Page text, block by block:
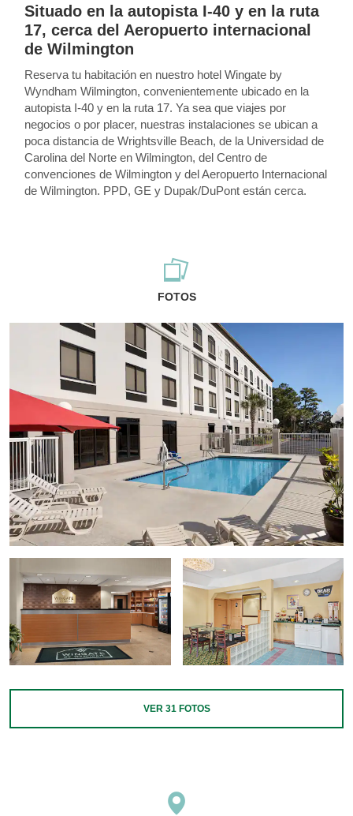
Situado en la autopista I-40 y en la ruta
17, cerca del Aeropuerto internacional
de Wilmington
Reserva tu habitación en nuestro hotel Wingate by
Wyndham Wilmington, convenientemente ubicado en la
autopista I-40 y en la ruta 17. Ya sea que viajes por
negocios o por placer, nuestras instalaciones se ubican a
poca distancia de Wrightsville Beach, de la Universidad de
Carolina del Norte en Wilmington, del Centro de
convenciones de Wilmington y del Aeropuerto Internacional
de Wilmington. PPD, GE y Dupak/DuPont están cerca.
FOTOS
VER 31FOTOS